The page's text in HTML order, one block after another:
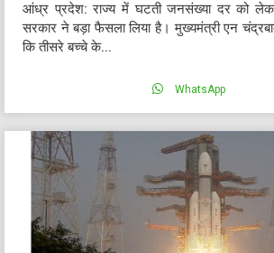
आंध्र प्रदेश: राज्य में घटती जनसंख्या दर को
सरकार ने बड़ा फैसला लिया है। मुख्यमंत्री एन
कि तीसरे बच्चे के...
WhatsApp